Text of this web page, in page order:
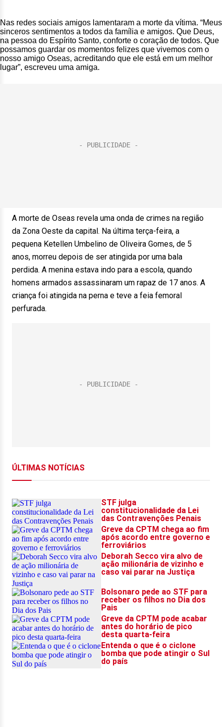
Nas redes sociais amigos lamentaram a morte da vítima. “Meus
sinceros sentimentos a todos da família e amigos. Que Deus,
na pessoa do Espírito Santo, conforte o coração de todos. Que
possamos guardar os momentos felizes que vivemos com o
nosso amigo Oseas, acreditando que ele está em um melhor
lugar”, escreveu uma amiga.
A morte de Oseas revela uma onda de crimes na região
da Zona Oeste da capital. Na última terça-feira, a
pequena Ketellen Umbelino de Oliveira Gomes, de 5
anos, morreu depois de ser atingida por uma bala
perdida. A menina estava indo para a escola, quando
homens armados assassinaram um rapaz de 17 anos. A
criança foi atingida na perna e teve a feia femoral
perfurada.